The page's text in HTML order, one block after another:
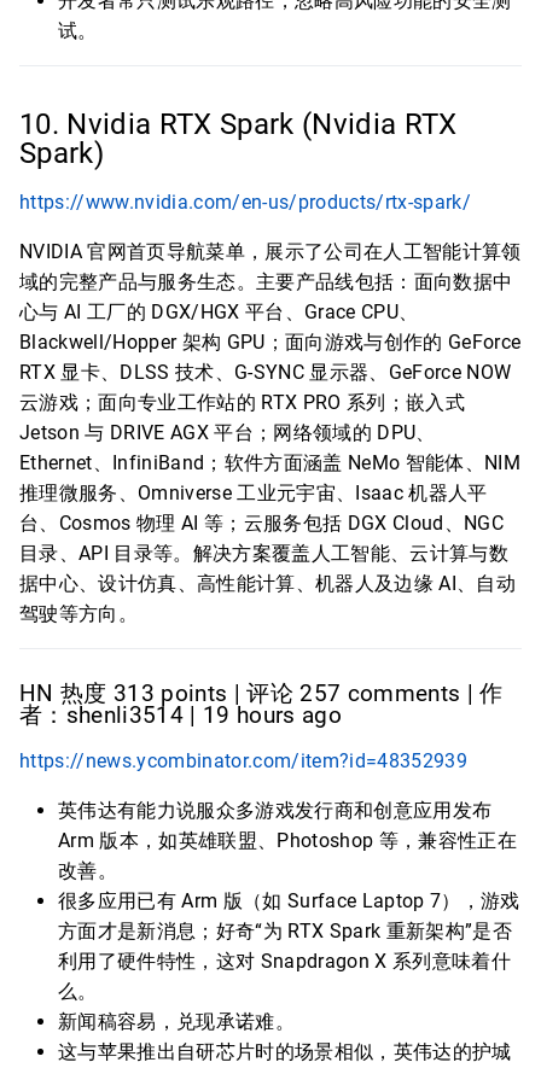
试。
10. Nvidia RTX Spark (Nvidia RTX
Spark)
https://www.nvidia.com/en-us/products/rtx-spark/
NVIDIA 官网首页导航菜单，展示了公司在人工智能计算领
域的完整产品与服务生态。主要产品线包括：面向数据中
心与 AI 工厂的 DGX/HGX 平台、Grace CPU、
Blackwell/Hopper 架构 GPU；面向游戏与创作的 GeForce
RTX 显卡、DLSS 技术、G-SYNC 显示器、GeForce NOW
云游戏；面向专业工作站的 RTX PRO 系列；嵌入式
Jetson 与 DRIVE AGX 平台；网络领域的 DPU、
Ethernet、InfiniBand；软件方面涵盖 NeMo 智能体、NIM
推理微服务、Omniverse 工业元宇宙、Isaac 机器人平
台、Cosmos 物理 AI 等；云服务包括 DGX Cloud、NGC
目录、API 目录等。解决方案覆盖人工智能、云计算与数
据中心、设计仿真、高性能计算、机器人及边缘 AI、自动
驾驶等方向。
HN 热度 313 points | 评论 257 comments | 作
者：shenli3514 | 19 hours ago
https://news.ycombinator.com/item?id=48352939
英伟达有能力说服众多游戏发行商和创意应用发布
Arm 版本，如英雄联盟、Photoshop 等，兼容性正在
改善。
很多应用已有 Arm 版（如 Surface Laptop 7），游戏
方面才是新消息；好奇“为 RTX Spark 重新架构”是否
利用了硬件特性，这对 Snapdragon X 系列意味着什
么。
新闻稿容易，兑现承诺难。
这与苹果推出自研芯片时的场景相似，英伟达的护城